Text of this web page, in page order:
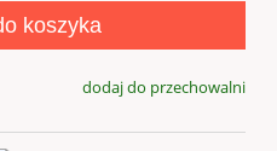
koszyka
dodaj do przechowalni